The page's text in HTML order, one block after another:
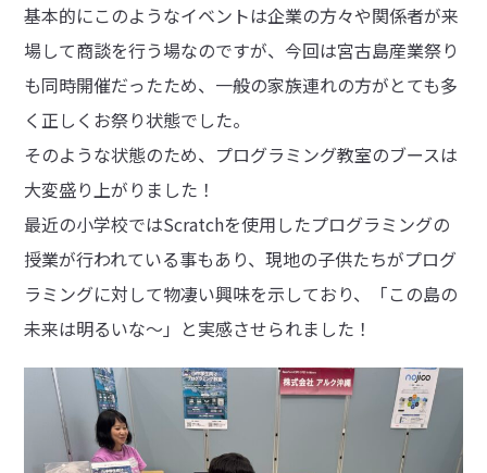
基本的にこのようなイベントは企業の方々や関係者が来
場して商談を行う場なのですが、今回は宮古島産業祭り
も同時開催だったため、一般の家族連れの方がとても多
く正しくお祭り状態でした。
そのような状態のため、プログラミング教室のブースは
大変盛り上がりました！
最近の小学校ではScratchを使用したプログラミングの
授業が行われている事もあり、現地の子供たちがプログ
ラミングに対して物凄い興味を示しており、「この島の
未来は明るいな～」と実感させられました！